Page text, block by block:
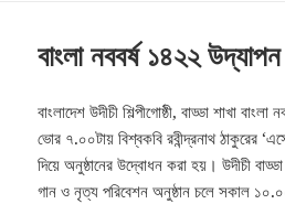
বাংলা নববর্ষ ১৪২২
বাংলাদেশ উদীচী শিল্পীগোষ্ঠী, বাড্ডা শাখা
ভোর ৭.০০টায় বিশ্বকবি রবীন্দ্রনাথ ঠাকুরের
দিয়ে অনুষ্ঠানের উদ্বোধন করা হয়।উদীচী
গান ও নৃত্য পরিবেশন অনুষ্ঠান চলে সকাল